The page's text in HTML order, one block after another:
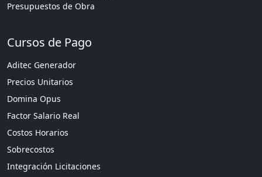
Presupuestos de Obra
Cursos de Pago
Aditec Generador
Precios Unitarios
Domina Opus
Factor Salario Real
Costos Horarios
Sobrecostos
Integración Licitaciones